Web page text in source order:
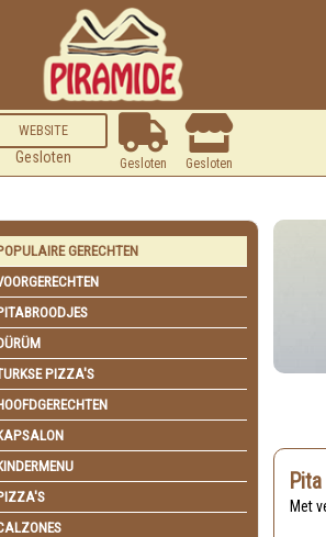
WEBSITE
Gesloten Gesloten Gesloten
GERECHTEN
PIZZA'S
Met